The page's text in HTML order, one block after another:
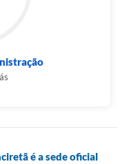
é a sede oficial